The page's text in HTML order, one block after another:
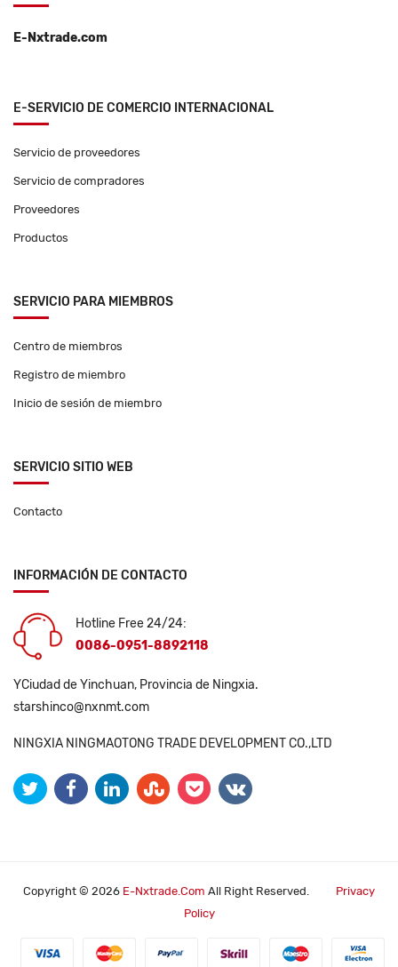
E-Nxtrade.com
E-SERVICIO DE COMERCIO INTERNACIONAL
Servicio de proveedores
Servicio de compradores
Proveedores
Productos
SERVICIO PARA MIEMBROS
Centro de miembros
Registro de miembro
Inicio de sesión de miembro
SERVICIO SITIO WEB
Contacto
INFORMACIÓN DE CONTACTO
Hotline Free 24/24:
0086-0951-8892118
YCiudad de Yinchuan, Provincia de Ningxia.
starshinco@nxnmt.com
NINGXIA NINGMAOTONG TRADE DEVELOPMENT CO.,LTD
Copyright © 2026 E-Nxtrade.com All Right Reserved.
Privacy
Policy